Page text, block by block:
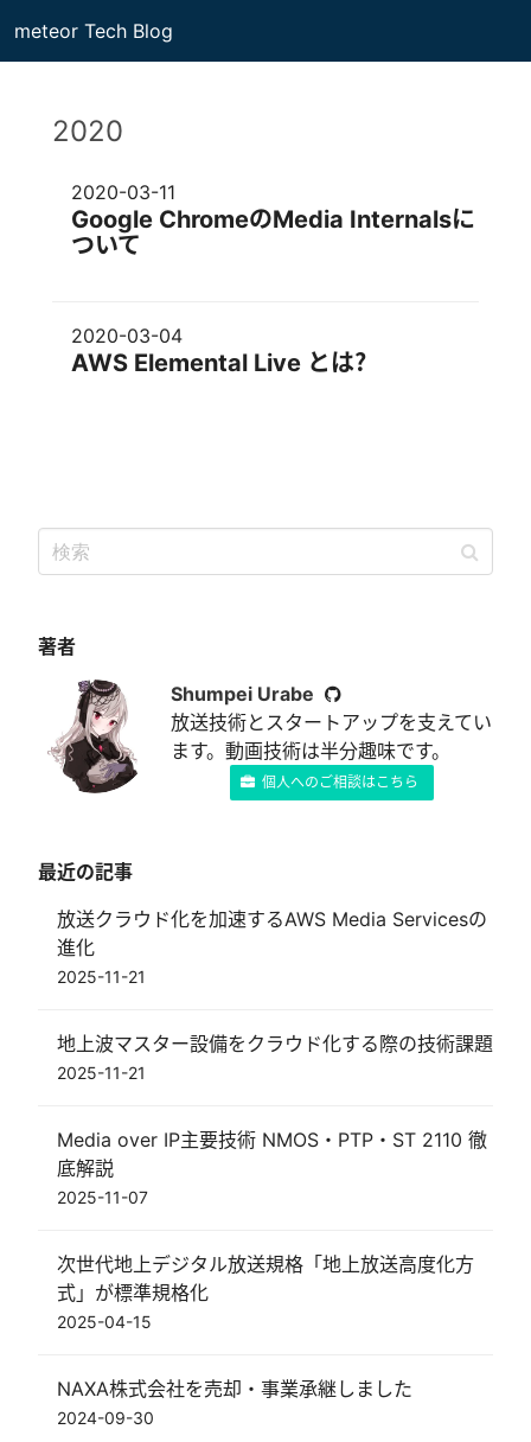
meteor Tech Blog
2020
2020-03-11
Google ChromeのMedia Internalsに
ついて
2020-03-04
AWS Elemental Live とは？
著者
Shumpei Urabe
放送技術とスタートアップを支えてい
ます。動画技術は半分趣味です。
個人へのご相談はこちら
最近の記事
放送クラウド化を加速するAWS Media Servicesの
進化
2025-11-21
地上波マスター設備をクラウド化する際の技術課題
2025-11-21
Media over IP主要技術 NMOS・PTP・ST 2110 徹
底解説
2025-11-07
次世代地上デジタル放送規格「地上放送高度化方
式」が標準規格化
2025-04-15
NAXA株式会社を売却・事業承継しました
2024-09-30